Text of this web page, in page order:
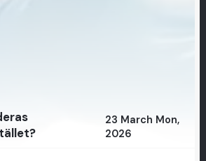
23 March Mon,
2026